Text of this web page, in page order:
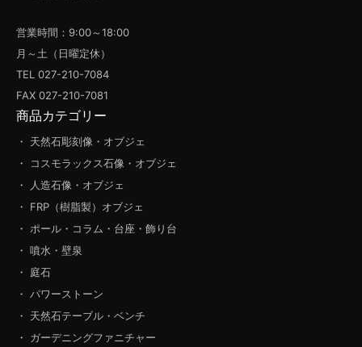
営業時間：9:00～18:00
月～土（日曜定休）
TEL 027-210-7084
FAX 027-210-7081
商品カテゴリー
・ 天然石彫刻像・オブジェ
・ コスモラックス石像・オブジェ
・ 人造石像・オブジェ
・ FRP（樹脂製）オブジェ
・ ポール・コラム・台座・飾り台
・ 噴水・壁泉
・ 庭石
・ パワーストーン
・ 天然石テーブル・ベンチ
・ ガーデニングファニチャー